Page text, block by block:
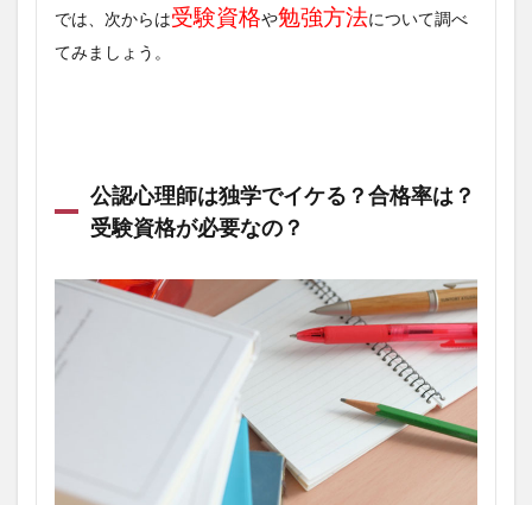
では、次からは受験資格や勉強方法について調べ
てみましょう。
公認心理師は独学でイケる？合格率は？
受験資格が必要なの？